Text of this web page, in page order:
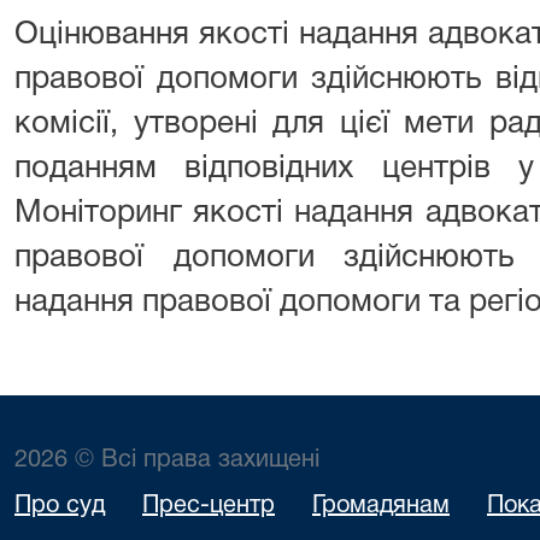
Оцінювання якості надання
правової допомоги здійснюють
комісії, утворені для цієї мети
поданням відповідних центрів
Моніторинг якості надання
правової допомоги
надання правової допомоги та
2026 © Всі права захищені
Про суд Прес-центр Громадянам